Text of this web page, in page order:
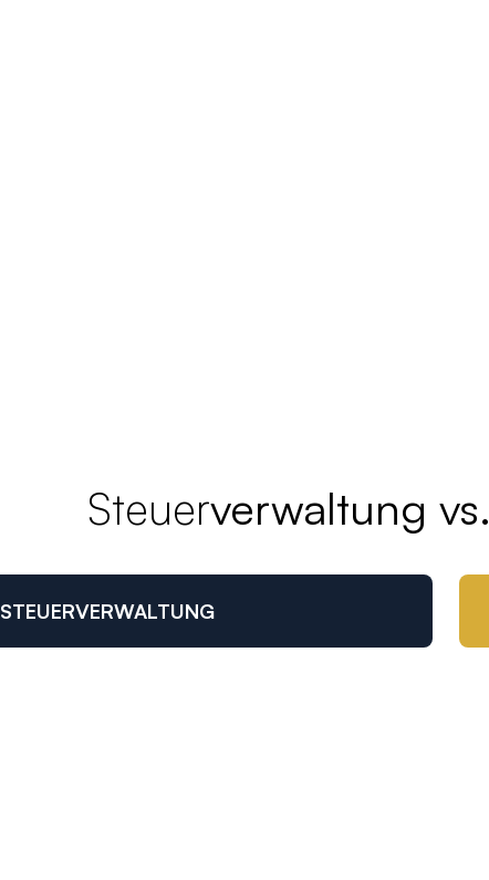
Steuerverwaltung vs.
STEUERVERWALTUNG